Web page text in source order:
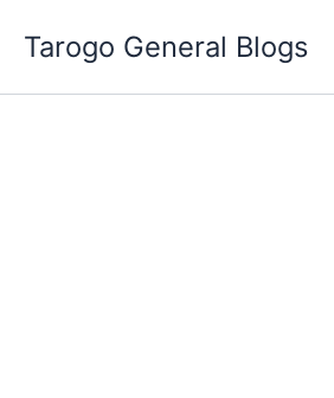
要
Tarogo General Blogs